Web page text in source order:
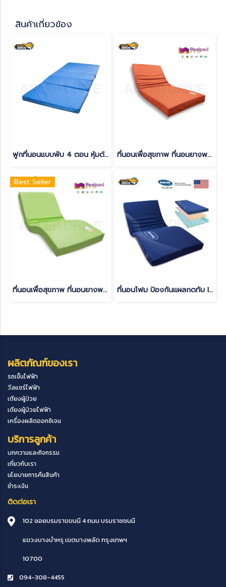
สินค้าเกี่ยวข้อง
ฟูกที่นอนแบบพับ 4 ตอน หุ้มด้วยผ้า Oxford ที่นอนเพื่อสุขภาพ ที่นอนยางพารา 100% Realpad Pro L
Best Seller
ที่นอนเพื่อสุขภาพ ที่นอนยางพารา 100% Realpad Pro S ที่นอนโฟม ป้องกันแผลกดทับ INVACARE รุ่น Softform® Premier
ผลิตภัณฑ์ของเรา
รถเข็นไฟฟ้า
วีลแชร์ไฟฟ้า
เตียงผู้ป่วย
เตียงผู้ป่วยไฟฟ้า
เครื่องผลิตออกซิเจน
บริการลูกค้า
บทความและกิจกรรม
เกี่ยวกับเรา
นโยบายการคืนสินค้า
ชำระเงิน
ติดต่อเรา
102 ซอยบรมราขขนนี 4 ถนน บรมราชชนนี
แขวงบางบำหรุ เขตบางพลัดกรุงเทพฯ
10700
094-308-4455